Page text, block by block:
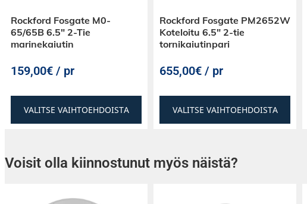
Rockford Fosgate M0-
65/65B 6.5″ 2-Tie
marinekaiutin
159,00€ / pr
VALITSE VAIHTOEHDOISTA
Rockford Fosgate PM2652W
Koteloitu 6.5″ 2-tie
tornikaiutinpari
655,00€ / pr
VALITSE VAIHTOEHDOISTA
Voisit olla kiinnostunut myös näistä?